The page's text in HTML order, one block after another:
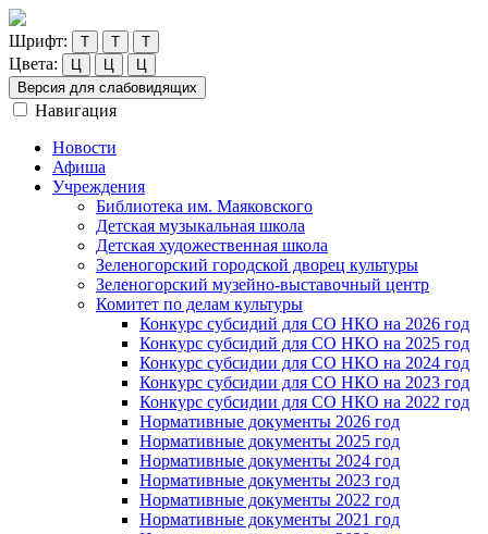
Шрифт: Т Т Т
Цвета: Ц Ц
Ц
Версия для слабовидящих
Навигация
Новости
Афиша
Учреждения
Библиотека им. Маяковского
Детская музыкальная школа
Детская художественная школа
Зеленогорский городской дворец культуры
Зеленогорский музейно-выставочный центр
Комитет по делам культуры
Конкурс субсидий для СО НКО на 2026 год
Конкурс субсидий для СО НКО на 2025 год
Конкурс субсидии для СО НКО на 2024 год
Конкурс субсидии для СО НКО на 2023 год
Конкурс субсидии для СО НКО на 2022 год
Нормативные документы 2026 год
Нормативные документы 2025 год
Нормативные документы 2024 год
Нормативные документы 2023 год
Нормативные документы 2022 год
Нормативные документы 2021 год